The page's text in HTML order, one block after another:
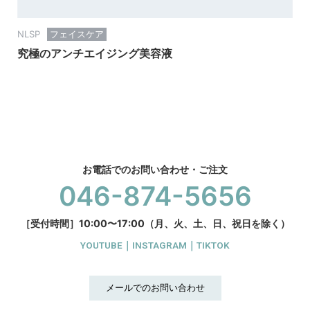
NLSP フェイスケア
究極のアンチエイジング美容液
お電話でのお問い合わせ・ご注文
046-874-5656
［受付時間］10:00〜17:00（月、火、土、日、祝日を除く）
YOUTUBE INSTAGRAM TIKTOK
メールでのお問い合わせ